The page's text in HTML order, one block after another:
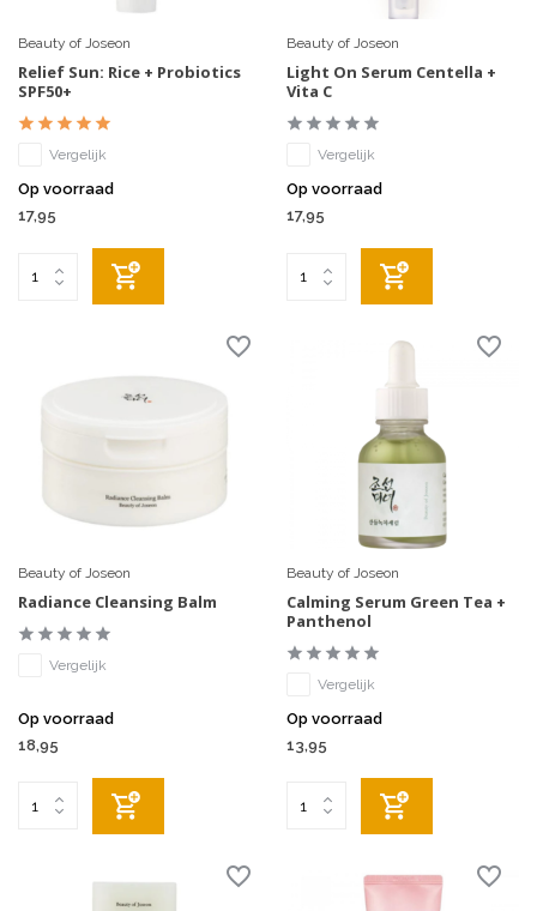
Beauty of Joseon
Relief Sun: Rice + Probiotics
SPF50+
Vergelijk
Op voorraad
17,95
Beauty of Joseon
Light On Serum Centella +
Vita C
Vergelijk
Op voorraad
17,95
Beauty of Joseon
Radiance Cleansing Balm
Vergelijk
Op voorraad
18,95
Beauty of Joseon
Calming Serum Green Tea +
Panthenol
Vergelijk
Op voorraad
13,95